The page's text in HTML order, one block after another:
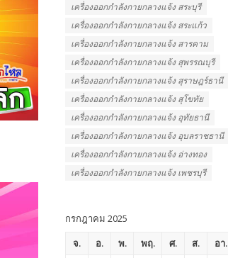
เครื่องออกกําลังกายกลางแจ้ง สระบุรี
เครื่องออกกําลังกายกลางแจ้ง สระแก้ว
เครื่องออกกําลังกายกลางแจ้ง สารคาม
เครื่องออกกําลังกายกลางแจ้ง สุพรรณบุรี
เครื่องออกกําลังกายกลางแจ้ง สุราษฎร์ธานี
เครื่องออกกําลังกายกลางแจ้ง สุโขทัย
เครื่องออกกําลังกายกลางแจ้ง อุทัยธานี
เครื่องออกกําลังกายกลางแจ้ง อุบลราชธานี
เครื่องออกกําลังกายกลางแจ้ง อ่างทอง
เครื่องออกกําลังกายกลางแจ้ง เพชรบุรี
กรกฎาคม 2025
จ.
อ. พ. พฤ. ศ. ส. อา.